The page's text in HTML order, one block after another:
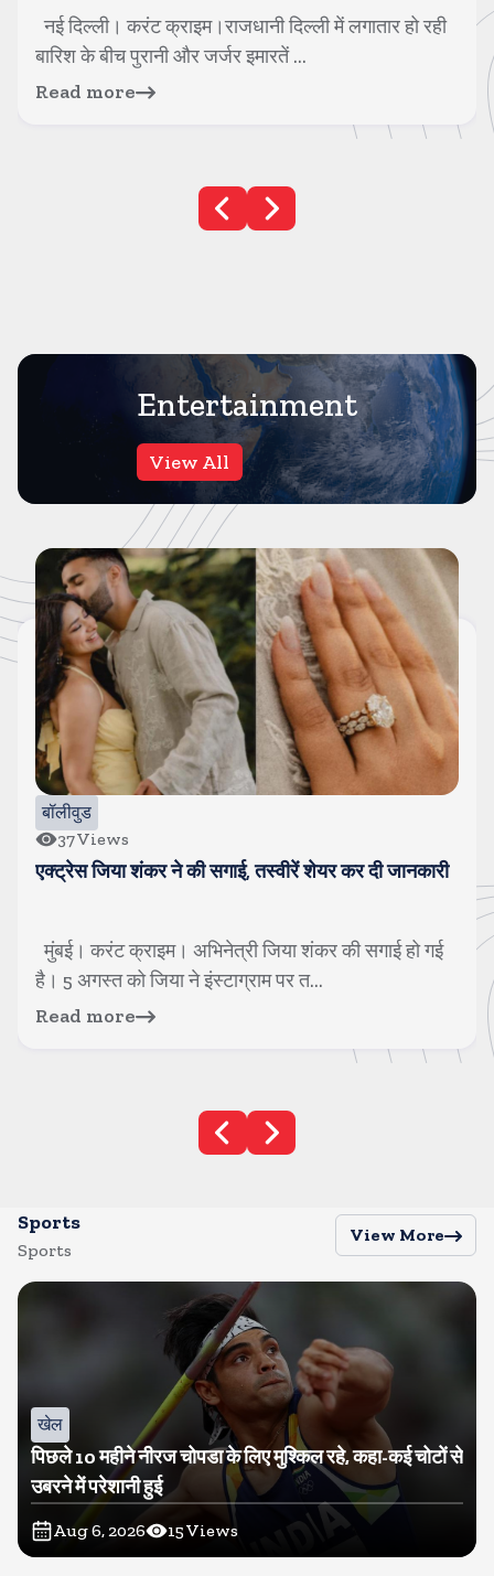
नई दिल्ली। करंट क्राइम।राजधानी दिल्ली में लगातार हो रही
बारिश के बीच पुरानी और जर्जर इमारतें ...
Read more
Entertainment
View All
बॉलीवुड
37Views
एक्ट्रेस जिया शंकर ने की सगाई, तस्वीरें शेयर कर दी जानकारी
मुंबई। करंट क्राइम। अभिनेत्री जिया शंकर की सगाई हो गई
है। 5 अगस्त को जिया ने इंस्टाग्राम पर त...
Read more
Sports
Sports
View More
खेल
पिछले 10 महीने नीरज चोपडा के लिए मुश्किल रहे, कहा-कई चोटों से
उबरने में परेशानी हुई
Aug 6, 2026 15Views